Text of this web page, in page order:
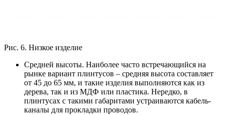
Рис. 6. Низкое изделие
Средней высоты. Наиболее часто встречающийся на
рынке вариант плинтусов – средняя высота составляет
от 45 до 65 мм, и такие изделия выполняются как из
дерева, так и из МДФ или пластика. Нередко, в
плинтусах с такими габаритами устраиваются кабель-
каналы для прокладки проводов.